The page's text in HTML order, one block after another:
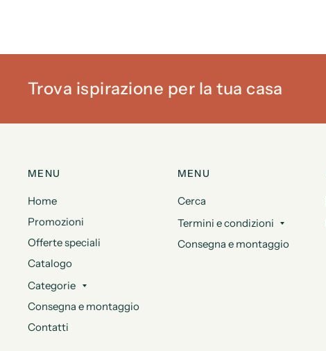
Trova ispirazione per la tua casa
MENU
Home
Promozioni
Offerte speciali
Catalogo
Categorie
Consegna e montaggio
Contatti
MENU
Cerca
Termini e condizioni
Consegna e montaggio